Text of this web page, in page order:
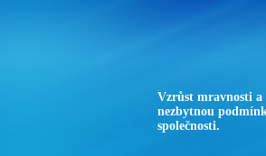
Vzrůst mravnosti
nezbytnou
společnosti.